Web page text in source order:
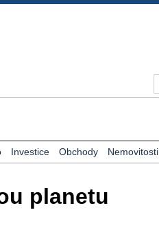
Investice Obchody Nemovitosti
planetu